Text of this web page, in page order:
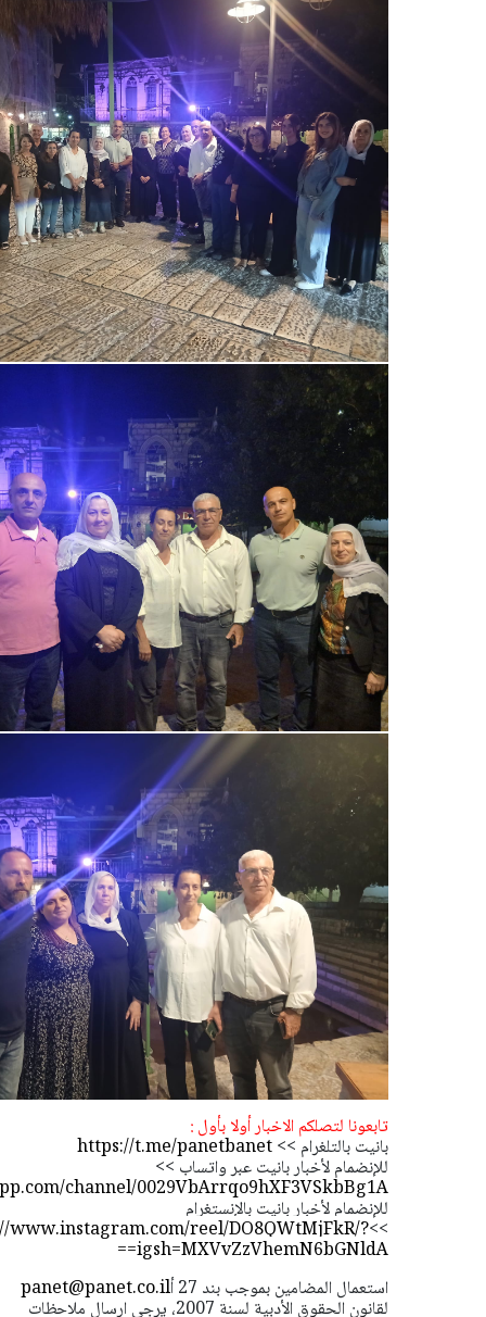
تابعونا لتصلكم الاخبار أولا بأول :
بانيت بالتلغرام >>https://t.me/panetbanet
للإنضمام لأخبار بانيت عبر واتساب >>
channel/0029VbArrqo9hXF3VSkbBg1A
للإنضمام لأخبار بانيت بالإنستغرام
>>
www.instagram.com/reel/DO8QWtMjFkR/?
igsh=MXVvZzVhemN6bGNldA==
panet@panet.co.ilاستعمال المضامين بموجب بند 27 أ
لقانون الحقوق الأدبية لسنة 2007، يرجى ارسال ملاحظات